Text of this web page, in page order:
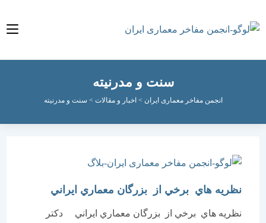
سنت و مدرنیته
انجمن مفاخر معماری ایران > اخبار و مقالات>سنت و مدرنیته
نظريه هاي برخي از بزرگان معماري ايراني
نظريه هاي برخي از بزرگان معماري ايراني دكتر